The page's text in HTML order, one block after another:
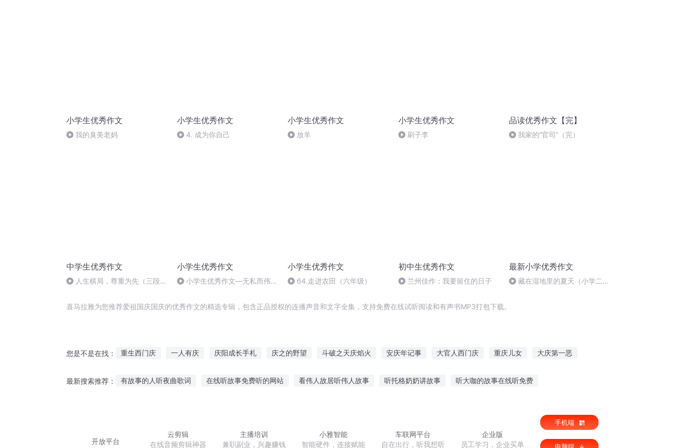
小学生优秀作文
我的臭美老妈
小学生优秀作文
4. 成为你自己
小学生优秀作文
放羊
小学生优秀作文
刷子李
品读优秀作文【完】
我家的“官司”（完）
中学生优秀作文
人生棋局，尊重为先（三段
小学生优秀作文
小学生优秀作文—无私而伟大
小学生优秀作文
64.走进农田（六年级）
初中生优秀作文
兰州佳作：我要留住的日子
最新小学优秀作文
藏在湿地里的夏天（小学二年
喜马拉雅为您推荐爱祖国庆国庆的优秀作文的精选专辑，包含正品授权的连播声音和文字全集，支持免费在线试听阅读和有声书MP3打包下载。
您是不是在找： 重生西门庆 一人有庆 庆阳成长手札 庆之的野望 斗破之天庆焰火 安庆年记事 大官人西门庆 重庆儿女 大庆第一恶
最新搜索推荐： 有故事的人听夜曲歌词 在线听故事免费听的网站 看伟人故居听伟人故事 听托格奶奶讲故事 听大咖的故事在线听免费
开放平台
云剪辑
在线音频剪辑神器
主播培训
兼职副业，兴趣赚钱
小雅智能
智能硬件，连接赋能
车联网平台
自在出行，听我想听
企业版
员工学习，企业买单
手机端